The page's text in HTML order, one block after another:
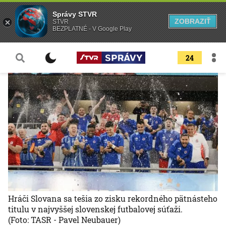
24
Hráči Slovana sa tešia zo zisku rekordného pätnásteho
titulu v najvyššej slovenskej futbalovej súťaži.
(Foto: TASR - Pavel Neubauer)
Správy STVR
STVR
BEZPLATNÉ - V Google Play
ZOBRAZIŤ